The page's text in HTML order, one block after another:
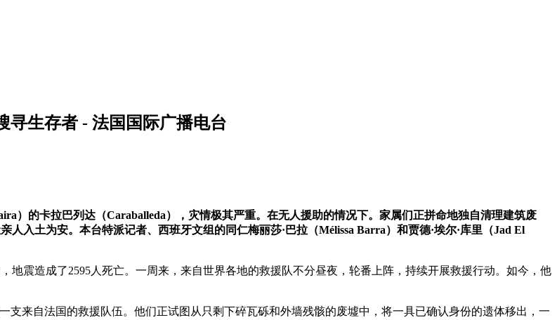
寻生存者 - 法国国际广播电台
）的卡拉巴列达（Caraballeda），灾情极其严重。在无人援助的情况下。家属们正拼命地独自清理建筑废
入土为安。本台特派记者、西班牙文组的同仁梅丽莎·巴拉（Mélissa Barra）和贾德·埃尔·库里（Jad El
震造成了2595人死亡。一周来，来自世界各地的救援队不分昼夜，轮番上阵，持续开展救援行动。如今，他
支来自法国的救援队伍。他们正试图从只剩下碎瓦砾和外墙残骸的废墟中，将一具已确认身份的遗体移出，一